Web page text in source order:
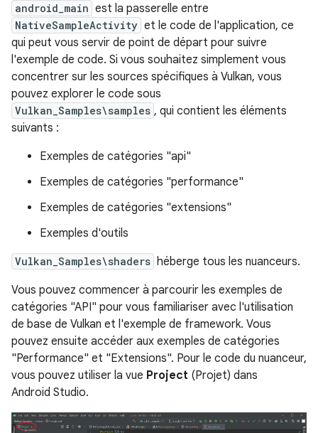
android_main est la passerelle entre
NativeSampleActivity et le code de l'application, ce
qui peut vous servir de point de départ pour suivre
l'exemple de code. Si vous souhaitez simplement vous
concentrer sur les sources spécifiques à Vulkan, vous
pouvez explorer le code sous
Vulkan_Samples\samples , qui contient les éléments
suivants :
Exemples de catégories "api"
Exemples de catégories "performance"
Exemples de catégories "extensions"
Exemples d'outils
Vulkan_Samples\shaders héberge tous les nuanceurs.
Vous pouvez commencer à parcourir les exemples de
catégories "API" pour vous familiariser avec l'utilisation
de base de Vulkan et l'exemple de framework. Vous
pouvez ensuite accéder aux exemples de catégories
"Performance" et "Extensions". Pour le code du nuanceur,
vous pouvez utiliser la vue Project (Projet) dans
Android Studio.